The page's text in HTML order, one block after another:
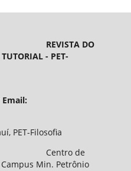
REVISTA DO
- PET-
PET-Filosofia
de
Min. Petrônio